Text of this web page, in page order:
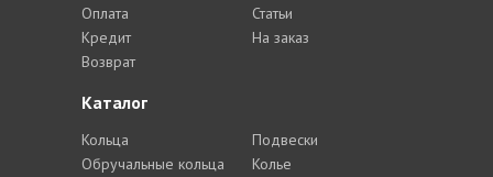
Каталог
Кольца
Обручальные кольца
Подвески
Колье
Оплата
Кредит
Возврат
Статьи
На заказ